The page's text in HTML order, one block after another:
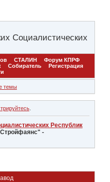
Социалистических
СТАЛИН
Форум КПРФ
Собиратель
Регистрация
темы
.
Республик
-